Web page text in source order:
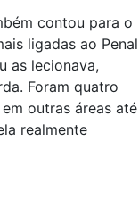
contou para o
ligadas ao Penal
as lecionava,
Foram quatro
outras áreas até
realmente